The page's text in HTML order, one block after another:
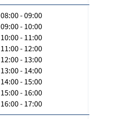
08:00 - 09:00
09:00 - 10:00
10:00 - 11:00
11:00 - 12:00
12:00 - 13:00
13:00 - 14:00
14:00 - 15:00
15:00 - 16:00
16:00 - 17:00